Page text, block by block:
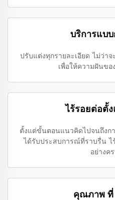
บริการแบ
ปรับแต่งทุกรายละเอียด ไม่ว่า
เพื่อให้ความฝันข
ไร้รอยต่อตั้
ตั้งแต่ขั้นตอนแนวคิดไปจนถึงก
ได้รับประสบการณ์ที่ราบรื่น
อย่างค
คุณภาพ ที่